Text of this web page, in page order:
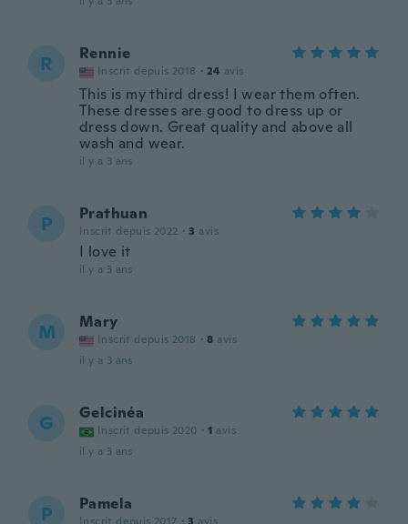
R Rennie
Inscrit depuis 2018 · 24 avis
This is my third dress! I wear them often.
These dresses are good to dress up or
dress down. Great quality and above all
wash and wear.
il y a 3 ans
P Prathuan
Inscrit depuis 2022 · 3 avis
I love it
il y a 3 ans
M Mary
Inscrit depuis 2018 · 8 avis
il y a 3 ans
G Gelcinéa
Inscrit depuis 2020 · 1 avis
il y a 3 ans
P Pamela